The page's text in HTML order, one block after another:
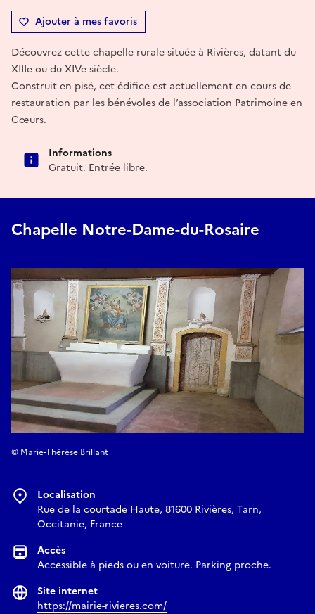
Ajouter à mes favoris
Découvrez cette chapelle rurale située à Rivières, datant du
XIIIe ou du XIVe siècle.
Construit en pisé, cet édifice est actuellement en cours de
restauration par les bénévoles de l’association Patrimoine en
Cœurs.
Informations
Gratuit. Entrée libre.
Chapelle Notre-Dame-du-Rosaire
© Marie-Thérèse Brillant
Localisation
Rue de la courtade Haute, 81600 Rivières, Tarn,
Occitanie, France
Accès
Accessible à pieds ou en voiture. Parking proche.
Site internet
https://mairie-rivieres.com/